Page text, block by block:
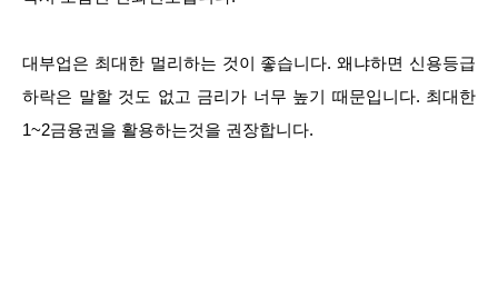
대부업은 최대한 멀리하는 것이 좋습니다. 왜냐하면 신용등급
하락은 말할 것도 없고 금리가 너무 높기 때문입니다. 최대한
1~2금융권을 활용하는것을 권장합니다.